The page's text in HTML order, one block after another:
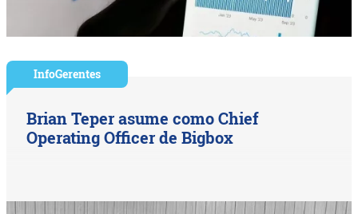
InfoGerentes
Brian Teper asume como Chief
Operating Officer de Bigbox